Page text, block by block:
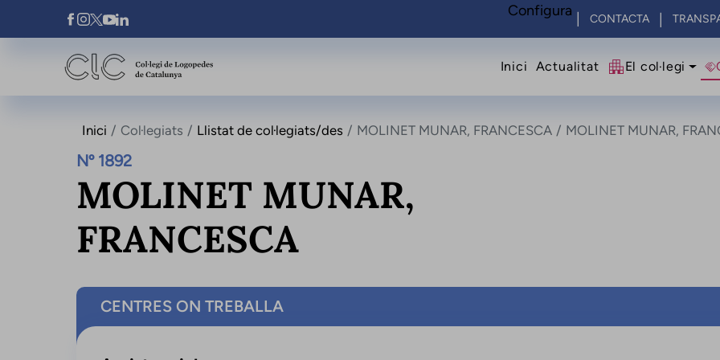
Vés al contingut
Xarxes Socials CONTACTA
Navegació
Inici Actualitat El col·legi
Inici Col·legiats Llistat de col·legiats/des MOLINET MUNAR, FRANCESCA MOLINET MUNAR,
Nº 1892
MOLINET MUNAR,
FRANCESCA
CENTRES ON TREBALLA
Configura